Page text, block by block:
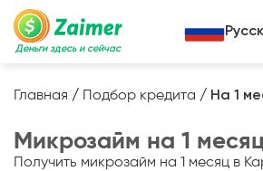
Деньги здесь и сейчас
Кредит под залог авто
Главная / Подбор кредита / На 1
Микрозайм на 1
Получить микрозайм на 1 месяц в